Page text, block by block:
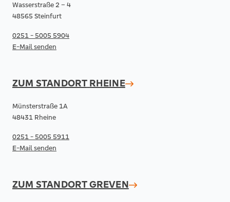
Wasserstraße 2 – 4
48565 Steinfurt
0251 - 5005 5904
E-Mail senden
ZUM STANDORT RHEINE
Münsterstraße 1A
48431 Rheine
0251 - 5005 5911
E-Mail senden
ZUM STANDORTGREVEN